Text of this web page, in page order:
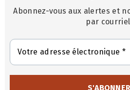
Abonnez-vous aux alertes et
par